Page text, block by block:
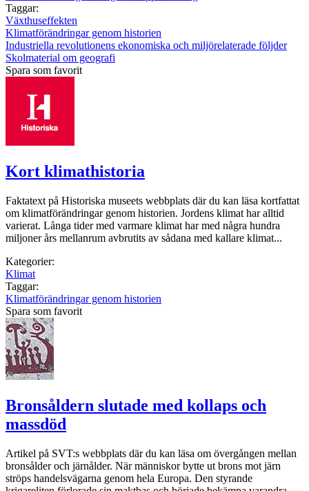
Taggar:
Växthuseffekten
Klimatförändringar genom historien
Industriella revolutionens ekonomiska och miljörelaterade följder
Skolmaterial om geografi
Spara som favorit
Kort klimathistoria
Faktatext på Historiska museets webbplats där du kan läsa kortfattat
om klimatförändringar genom historien. Jordens klimat har alltid
varierat. Långa tider med varmare klimat har med några hundra
miljoner års mellanrum avbrutits av sådana med kallare klimat...
Kategorier:
Klimat
Taggar:
Klimatförändringar genom historien
Spara som favorit
Bronsåldern slutade med kollaps och
massdöd
Artikel på SVT:s webbplats där du kan läsa om övergången mellan
bronsålder och järnålder. När människor bytte ut brons mot järn
ströps handelsvägarna genom hela Europa. Den styrande